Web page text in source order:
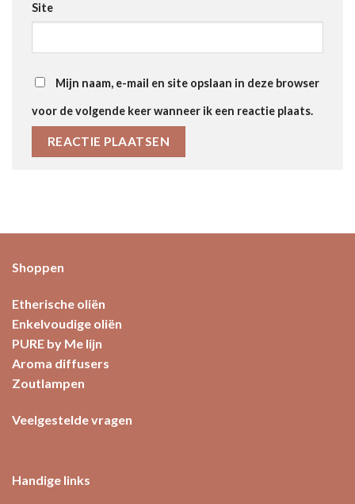
Site
Mijn naam, e-mail en site opslaan in deze browser
voor de volgende keer wanneer ik een reactie plaats.
Shoppen
Etherische oliën
Enkelvoudige oliën
PURE by Me lijn
Aroma diffusers
Zoutlampen
Veelgestelde vragen
Handige links